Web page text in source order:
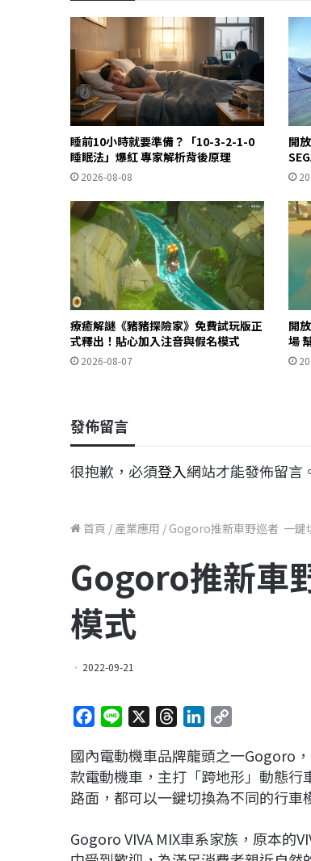
睡前10小時就要準備？「10-3-2-1-0
睡眠法」爆紅 專家解析背後原理
2026-08-08
開
療癒解謎《豬豬探險家》免費試玩版正
式釋出！貼心加入注音與假名模式
2026-08-07
開
場
發佈留言
很抱歉，必須登入網站才能發佈留言